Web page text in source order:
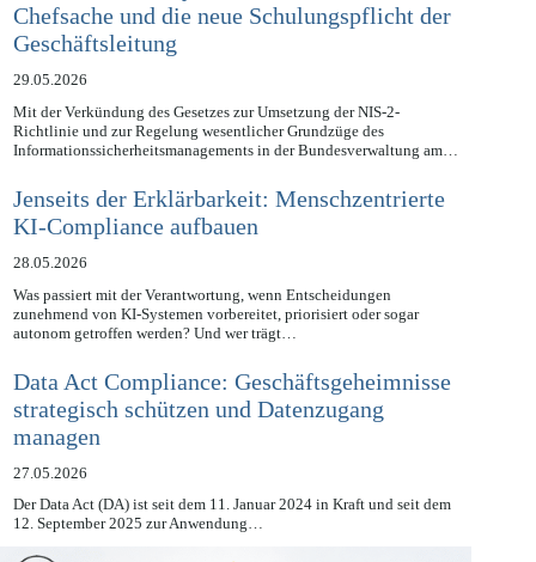
NIS2UmsuCG: Cybersicherheit als
Chefsache und die neue Schulungspflicht der
Geschäftsleitung
29.05.2026
Mit der Verkündung des Gesetzes zur Umsetzung der NIS-2-
Richtlinie und zur Regelung wesentlicher Grundzüge des
Jenseits der Erklärbarkeit: Menschzentrierte
KI-Compliance aufbauen
28.05.2026
Was passiert mit der Verantwortung, wenn Entscheidungen
zunehmend von KI-Systemen vorbereitet, priorisiert oder sogar
Data Act Compliance: Geschäftsgeheimnisse
strategisch schützen und Datenzugang
managen
27.05.2026
Der Data Act (DA) ist seit dem 11. Januar 2024 in Kraft und seit dem
12. September 2025 zur Anwendung…